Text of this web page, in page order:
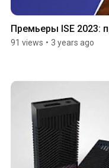
Премьеры ISE 2023:
91 views • 3 years ago